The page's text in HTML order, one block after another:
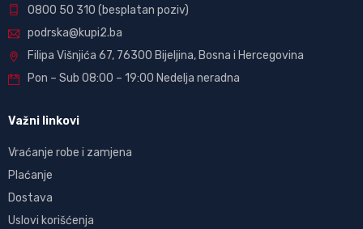
0800 50 310 (besplatan poziv)
podrska@kupi2.ba
Filipa Višnjića 67, 76300 Bijeljina, Bosna i Hercegovina
Pon – Sub 08:00 – 19:00 Nedelja neradna
Važni linkovi
Vraćanje robe i zamjena
Plaćanje
Dostava
Uslovi korišćenja